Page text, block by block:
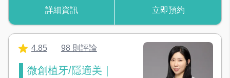
器械無菌管袋封口機
確保器械消毒後的無菌狀態
高規格水質，治療過程更放心
詳細資訊 立即預約
4.85 98 則評論
微創植牙/隱適美｜